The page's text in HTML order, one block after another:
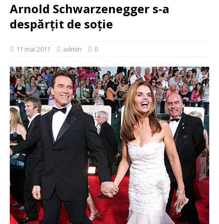
Arnold Schwarzenegger s-a
despărţit de soţie
11 mai 2011 admin 0